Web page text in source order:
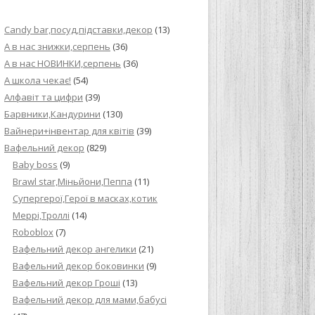
ДЛЯ
НА ОСНОВІ
ПИРОГА З
БАГАТО
Candy bar,посуд,підставки,декор (13)
А в нас знижки,серпень (36)
А в нас НОВИНКИ,серпень (36)
А школа чекає! (54)
Алфавіт та цифри (39)
Барвники,Кандурини (130)
Вайнери+інвентар для квітів (39)
Вафельний декор (829)
Baby boss (9)
Brawl star,Міньйони,Пеппа (11)
Cупергерої,Герої в масках,котик
Меррі,Троллі (14)
Roboblox (7)
Вафельний декор ангелики (21)
Вафельний декор боковинки (9)
Вафельний декор Гроші (13)
Вафельний декор для мами,бабусі